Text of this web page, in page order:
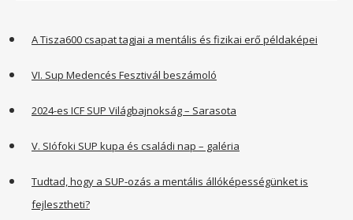
A Tisza600 csapat tagjai a mentális és fizikai erő példaképei
VI. Sup Medencés Fesztivál beszámoló
2024-es ICF SUP Világbajnokság – Sarasota
V. SIófoki SUP kupa és családi nap – galéria
Tudtad, hogy a SUP-ozás a mentális állóképességünket is
fejlesztheti?